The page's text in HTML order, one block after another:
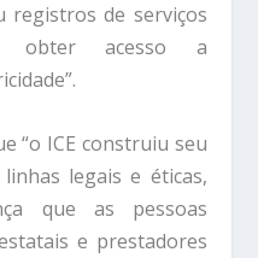
registros de serviços
obter acesso a
“o ICE construiu seu
legais e éticas,
que as pessoas
e prestadores